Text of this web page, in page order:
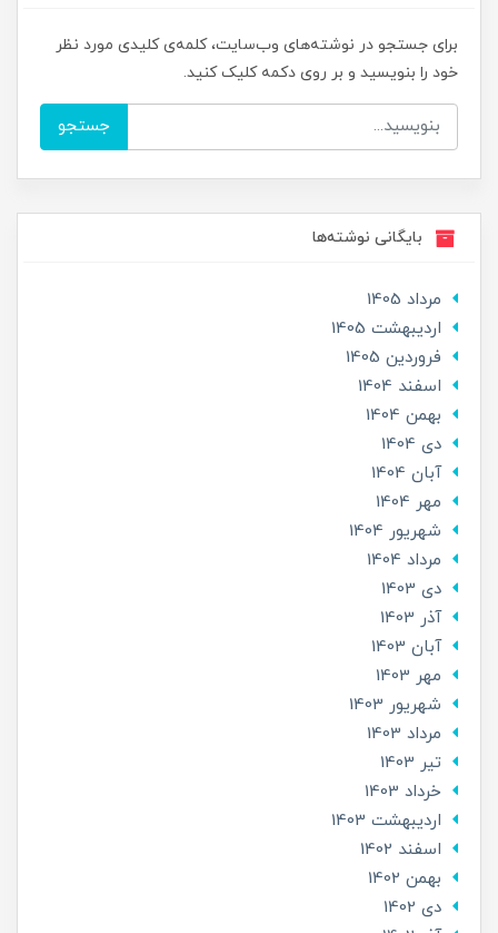
برای جستجو در نوشته‌های وب‌سایت، کلمه‌ی کلیدی مورد نظر
خود را بنویسید و بر روی دکمه کلیک کنید.
جستجو
بایگانی نوشته‌ها
مرداد 1405
ارديبهشت 1405
فروردین 1405
اسفند 1404
بهمن 1404
دی 1404
آبان 1404
مهر 1404
شهریور 1404
مرداد 1404
دی 1403
آذر 1403
آبان 1403
مهر 1403
شهریور 1403
مرداد 1403
تير 1403
خرداد 1403
ارديبهشت 1403
اسفند 1402
بهمن 1402
دی 1402